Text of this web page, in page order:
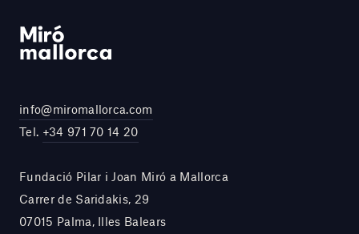
info@miromallorca.com
Tel. +34 971 70 14 20
Fundació Pilar i Joan Miró a Mallorca
Carrer de Saridakis, 29
07015 Palma, Illes Balears